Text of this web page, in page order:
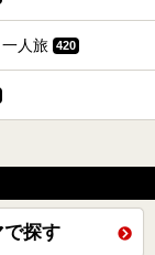
人旅 420
探す